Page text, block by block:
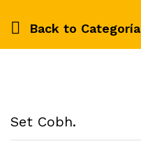
Back to Categoría
Set Cobh.